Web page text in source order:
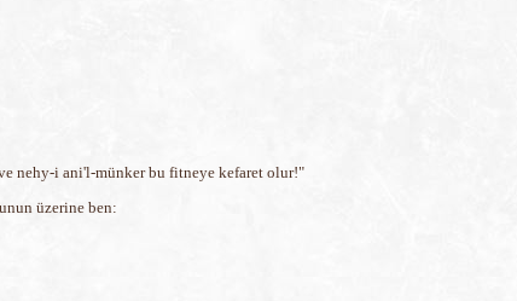
nehy-i ani'l-münker bu fitneye kefaret olur!"
üzerine ben: